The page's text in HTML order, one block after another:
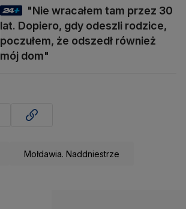
"Nie wracałem tam przez 30
lat. Dopiero, gdy odeszli rodzice,
poczułem, że odszedł również
mój dom"
Mołdawia. Naddniestrze